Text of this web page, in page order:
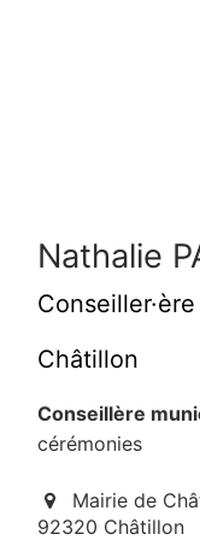
Nathalie
Châtillon
Conseillère
cérémonies
Mairie de
92320 Châtillon